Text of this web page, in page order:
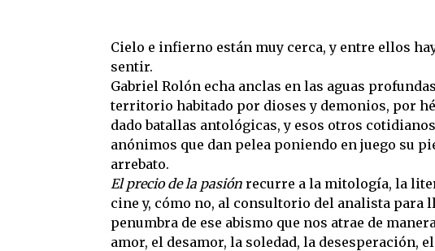
Cielo e infierno están muy cerca, y entre ellos
sentir.
Gabriel Rolón echa anclas en las aguas
territorio habitado por dioses y demonios, por
dado batallas antológicas, y esos otros
anónimos que dan pelea poniendo en juego su
arrebato.
El precio de la pasiónrecurre a la mitología, la
cine y, cómo no, al consultorio del analista para
penumbra de ese abismo que nos atrae de
amor, el desamor, la soledad, la desesperación,